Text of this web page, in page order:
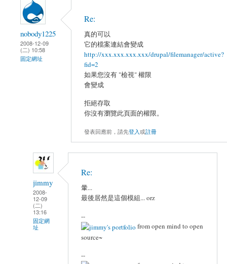
nobody1225
2008-12-09
(二) 10:58
固定網址
Re:
真的可以
它的檔案連結會變成
http://xxx.xxx.xxx.xxx/drupal/filemanager/active?
fid=2
如果您沒有 "檢視" 權限
會變成
拒絕存取
你沒有瀏覽此頁面的權限。
發表回應前，請先登入或註冊
jimmy
2008-
12-09
(二)
13:16
固定網
址
Re:
暈...
最後居然是這個模組... orz
--
from open mind to open
source~
--